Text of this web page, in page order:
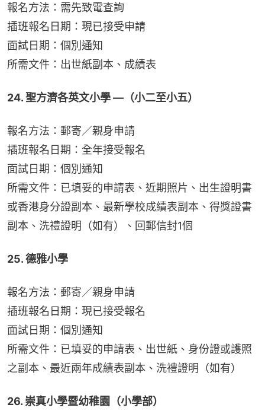
報名方法：需先致電查詢
插班報名日期：現已接受申請
面試日期：個別通知
所需文件：出世紙副本、成績表
24. 聖方濟各英文小學 —（小二至小五）
報名方法：郵寄／親身申請
插班報名日期：全年接受報名
面試日期：個別通知
所需文件：已填妥的申請表、近期照片、出生證明書
或香港身分證副本、最新學校成績表副本、得獎證書
副本、洗禮證明（如有）、回郵信封1個
25. 德雅小學
報名方法：郵寄／親身申請
插班報名日期：現已接受報名
面試日期：個別通知
所需文件：已填妥的申請表、出世紙、身份證或護照
之副本、最近兩年成績表副本、洗禮證明（如有）
26. 崇真小學暨幼稚園（小學部）